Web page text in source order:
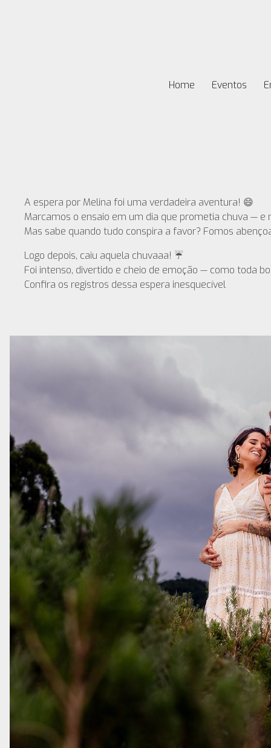
Home Eventos
A espera por Melina foi uma verdadeira aventura! 😄
Marcamos o ensaio em um dia que prometia chuva —
Mas sabe quando tudo conspira a favor? Fomos
Logo depois, caiu aquela chuvaaa! ☔️
Foi intenso, divertido e cheio de emoção — como toda
Confira os registros dessa espera inesquecível